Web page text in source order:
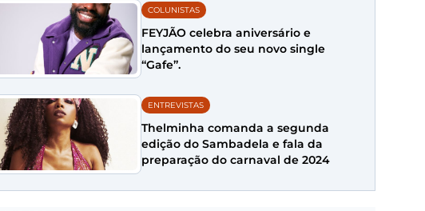
COLUNISTAS
FEYJÃO celebra aniversário e
lançamento do seu novo single
“Gafe”.
ENTREVISTAS
Thelminha comanda a segunda
edição do Sambadela e fala da
preparação do carnaval de 2024